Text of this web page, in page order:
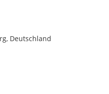
Deutschland